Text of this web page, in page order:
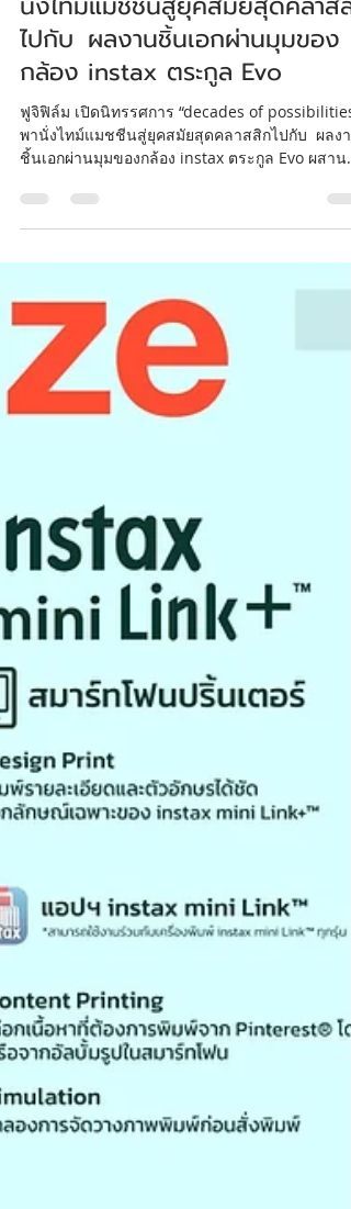
12 ก.พ.
ยาว 1 นาที
ฟูจิฟิล์ม เปิดนิทรรศการ
“decades of possibilities” พา
นั่งไทม์แมชชีนสู่ยุคสมัยสุดคลาสสิ
ไปกับ ผลงานชิ้นเอกผ่านมุมของ
กล้อง instax ตระกูล Evo
ฟูจิฟิล์ม เปิดนิทรรศการ “decades of possibilities”
เสน่ห์อนาล็อกเข้ากับฟังก์ชันดิจิทัล เข้าชมฟรีตั้งแต่
12 ก.พ. – 1 มี.ค. 69 ณ FUJIFILM House of
Photography ชั้น LG สยามสแควร์วัน กรุงเทพฯ 12
กุมภาพันธ์ 2569 — บริษัท ฟูจิฟิล์ม (ประเทศไทย)
จำกัด เดินหน้าสร้างแรงบันดาลใจใหม่ ๆ ให้การ
บันทึกความทรงจำแสนพิเศษตั้งแต่โลกยุคอนาล็อกม